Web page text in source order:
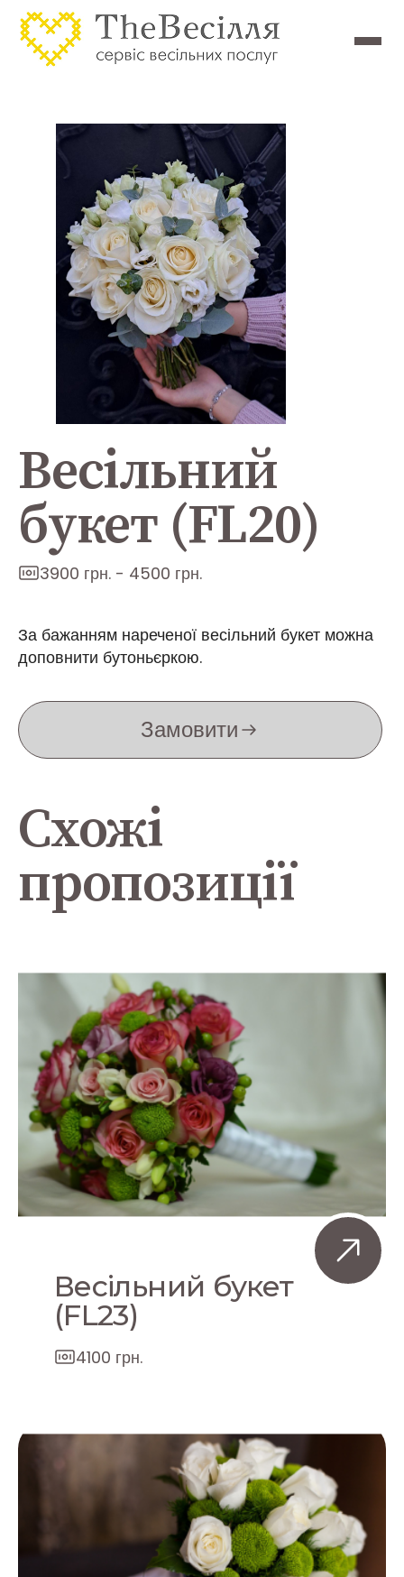
Весільний
букет (FL20)
3900 грн. - 4500 грн.
За бажанням нареченої весільний букет можна
доповнити бутоньєркою.
Замовити
Схожі
пропозиції
Весільний букет
(FL23)
4100 грн.